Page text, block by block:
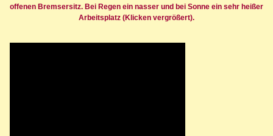
offenen Bremsersitz. Bei Regen ein nasser und bei Sonne ein sehr heißer
Arbeitsplatz (Klicken vergrößert).